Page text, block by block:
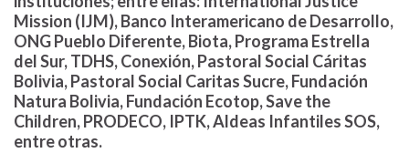
Mission (IJM), Banco Interamericano de Desarrollo,
ONG Pueblo Diferente, Biota, Programa Estrella
del Sur, TDHS, Conexión, Pastoral Social Cáritas
Bolivia, Pastoral Social Caritas Sucre, Fundación
Natura Bolivia, Fundación Ecotop, Save the
Children, PRODECO, IPTK, Aldeas Infantiles SOS,
entre otras.